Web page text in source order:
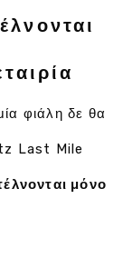
φιάλη δε θα
Last Mile
μόνο